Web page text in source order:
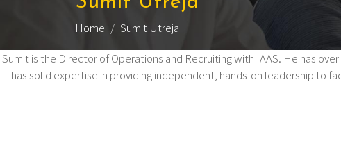
Home Sumit Utreja
Sumit is the Director of Operations and Recruiting with IAAS. He has
has solid expertise in providing independent, hands-on leadership to